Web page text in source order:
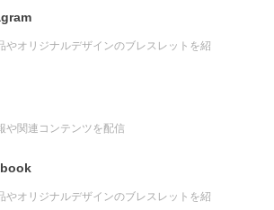
やオリジナルデザインのブレスレットを紹
や関連コンテンツを配信
やオリジナルデザインのブレスレットを紹